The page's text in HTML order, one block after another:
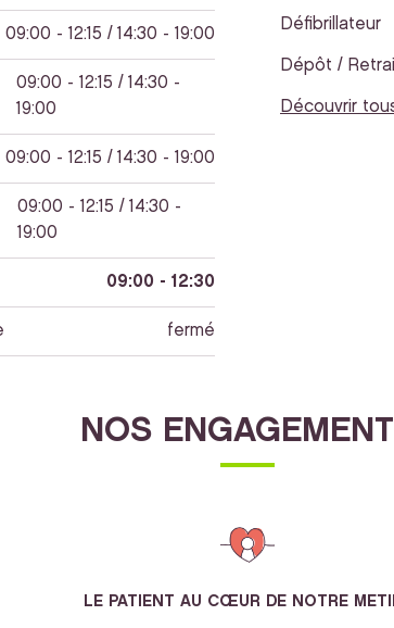
09:00 - 12:15 / 14:30 - 19:00
09:00 - 12:15 / 14:30 -
19:00
09:00 - 12:15 / 14:30 - 19:00
09:00 - 12:15 / 14:30 -
19:00
09:00 - 12:30
fermé
Défibrillateur
Dépôt /
Découvrir
NOS
LE PATIENT AU CŒUR DE NOTRE